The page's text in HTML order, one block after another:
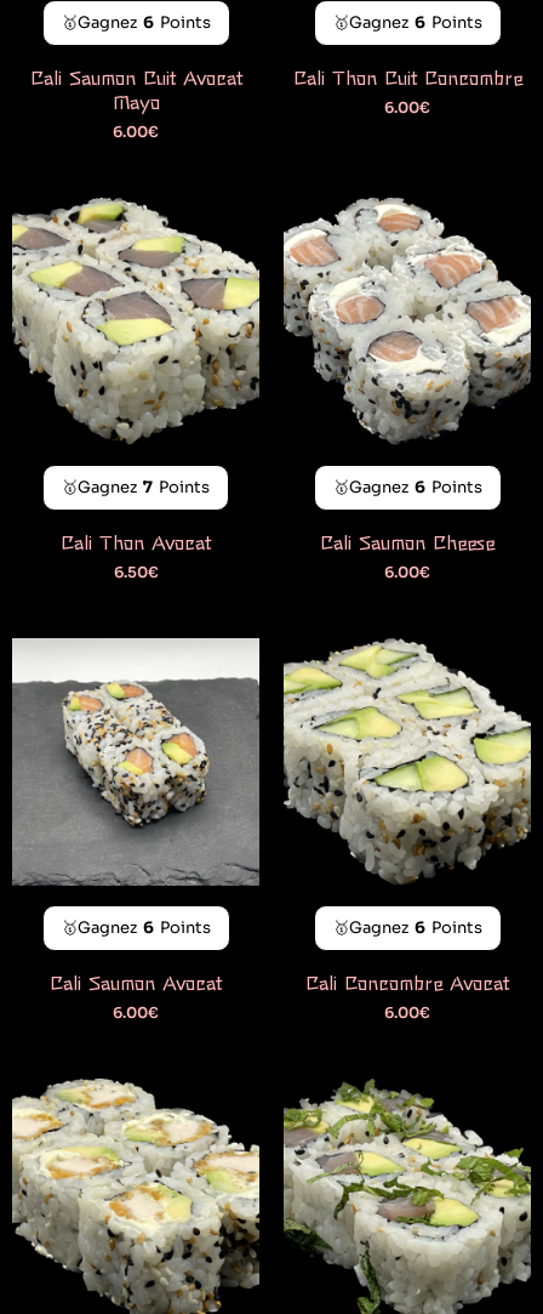
🥇Gagnez 6 Points
Cali Saumon Cuit Avocat
Mayo
6.00€
🥇Gagnez 6 Points
Cali Thon Cuit Concombre
6.00€
🥇Gagnez 7 Points
Cali Thon Avocat
6.50€
🥇Gagnez 6 Points
Cali Saumon Cheese
6.00€
🥇Gagnez 6 Points
Cali Saumon Avocat
6.00€
🥇Gagnez 6 Points
Cali Concombre Avocat
6.00€